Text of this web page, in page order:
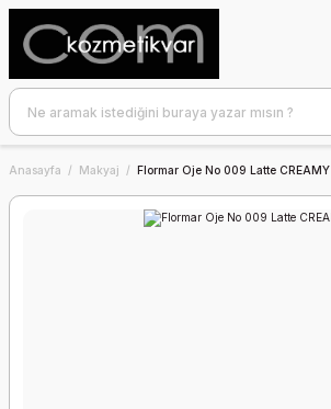
Anasayfa Makyaj Flormar Oje No 009 Latte CREAMY